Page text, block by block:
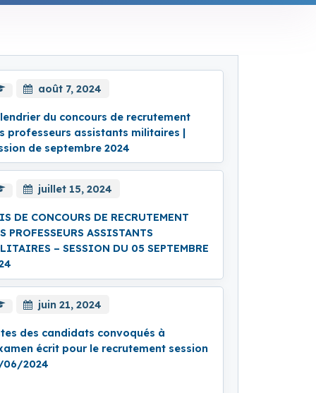
août 7, 2024
du concours de recrutement
professeurs assistants militaires |
de septembre 2024
juillet 15, 2024
DE CONCOURS DE RECRUTEMENT
PROFESSEURS ASSISTANTS
– SESSION DU 05 SEPTEMBRE
juin 21, 2024
des candidats convoqués à
écrit pour le recrutement session
06/2024